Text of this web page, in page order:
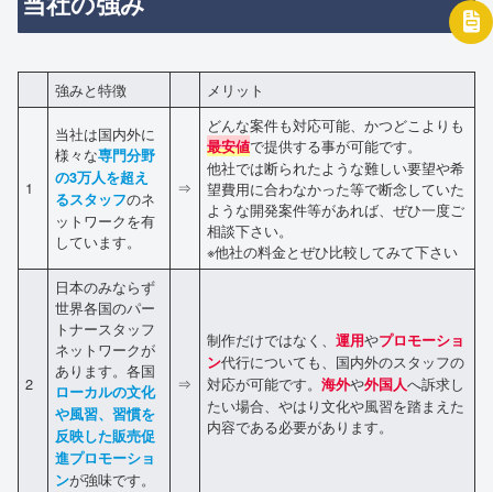
強みと特徴 メリット
1
当社は国内外に
様々な専門分野
の3万人を超え
るスタッフのネ
ットワークを有
しています。
⇒
どんな案件も対応可能、かつどこよりも
最安値で提供する事が可能です。
他社では断られたような難しい要望や希
望費用に合わなかった等で断念していた
ような開発案件等があれば、ぜひ一度ご
相談下さい。
※他社の料金とぜひ比較してみて下さい
2
日本のみならず
世界各国のパー
トナースタッフ
ネットワークが
あります。各国
ローカルの文化
や風習、習慣を
反映した販売促
進プロモーショ
ンが強味です。
⇒
制作だけではなく、運用やプロモーショ
ン代行についても、国内外のスタッフの
対応が可能です。海外や外国人へ訴求し
たい場合、やはり文化や風習を踏まえた
内容である必要があります。